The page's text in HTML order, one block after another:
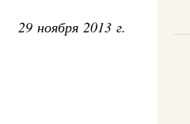
29 ноября 2013 г.